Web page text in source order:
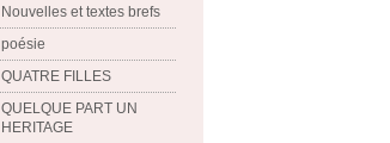
Nouvelles et textes brefs
poésie
QUATRE FILLES
QUELQUE PART UN
HERITAGE